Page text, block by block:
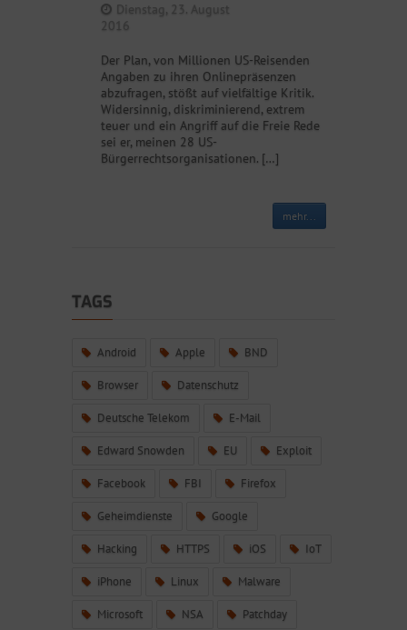
Dienstag, 23. August
2016
Der Plan, von Millionen US-Reisenden
Angaben zu ihren Onlinepräsenzen
abzufragen, stößt auf vielfältige Kritik.
Widersinnig, diskriminierend, extrem
teuer und ein Angriff auf die Freie Rede
sei er, meinen 28 US-
Bürgerrechtsorganisationen. […]
mehr...
TAGS
Android Apple BND
Browser Datenschutz
Deutsche Telekom E-Mail
Edward Snowden EU Exploit
Facebook FBI Firefox
Geheimdienste Google
Hacking HTTPS iOS IoT
iPhone Linux Malware
Microsoft NSA Patchday